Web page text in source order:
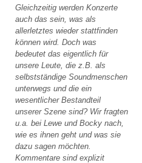
Gleichzeitig werden Konzerte
auch das sein, was als
allerletztes wieder stattfinden
können wird. Doch was
bedeutet das eigentlich für
unsere Leute, die z.B. als
selbstständige Soundmenschen
unterwegs und die ein
wesentlicher Bestandteil
unserer Szene sind? Wir fragten
u.a. bei Lewe und Bocky nach,
wie es ihnen geht und was sie
dazu sagen möchten.
Kommentare sind explizit